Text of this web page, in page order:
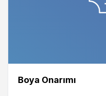
Boya Onarımı